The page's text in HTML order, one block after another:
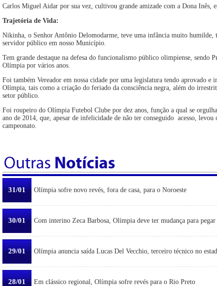
Carlos Miguel Aidar por sua vez, cultivou grande amizade com a Dona Inês,
Trajetória de Vida:
Nikinha, o Senhor Antônio Delomodarme, teve uma infância muito humilde,
servidor público em nosso Município.
Tem grande destaque na defesa do funcionalismo público olimpiense, sendo
Olímpia por vários anos.
Foi também Vereador em nossa cidade por uma legislatura tendo aprovado e
Olímpia, tais como a criação do feriado da consciência negra, além do
setor público.
Foi roupeiro do Olímpia Futebol Clube por dez anos, função a qual se
ano de 2014, que, apesar de infelicidade de não ter conseguido acesso,
campeonato.
31/01 Olímpia sofre novo revés, fora de casa, para o Noroeste
30/01 Com interino Zeca Barbosa, Olímpia deve ter mudança para pegar
29/01 Olímpia anuncia saída Lucas Del Vecchio, terceiro técnico no
28/01 Em clássico regional, Olímpia sofre revés para o Rio Preto